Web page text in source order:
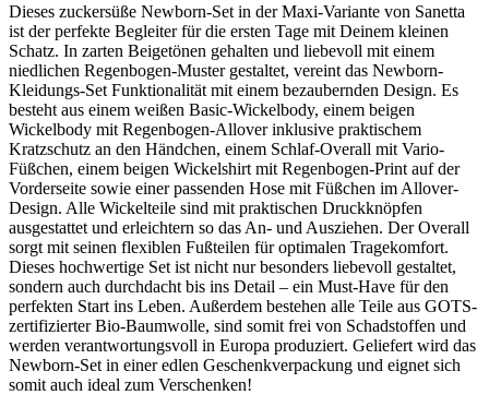
Dieses zuckersüße Newborn-Set in der Maxi-Variante von Sanetta
ist der perfekte Begleiter für die ersten Tage mit Deinem kleinen
Schatz. In zarten Beigetönen gehalten und liebevoll mit einem
niedlichen Regenbogen-Muster gestaltet, vereint das Newborn-
Kleidungs-Set Funktionalität mit einem bezaubernden Design. Es
besteht aus einem weißen Basic-Wickelbody, einem beigen
Wickelbody mit Regenbogen-Allover inklusive praktischem
Kratzschutz an den Händchen, einem Schlaf-Overall mit Vario-
Füßchen, einem beigen Wickelshirt mit Regenbogen-Print auf der
Vorderseite sowie einer passenden Hose mit Füßchen im Allover-
Design. Alle Wickelteile sind mit praktischen Druckknöpfen
ausgestattet und erleichtern so das An- und Ausziehen. Der Overall
sorgt mit seinen flexiblen Fußteilen für optimalen Tragekomfort.
Dieses hochwertige Set ist nicht nur besonders liebevoll gestaltet,
sondern auch durchdacht bis ins Detail – ein Must-Have für den
perfekten Start ins Leben. Außerdem bestehen alle Teile aus GOTS-
zertifizierter Bio-Baumwolle, sind somit frei von Schadstoffen und
werden verantwortungsvoll in Europa produziert. Geliefert wird das
Newborn-Set in einer edlen Geschenkverpackung und eignet sich
somit auch ideal zum Verschenken!